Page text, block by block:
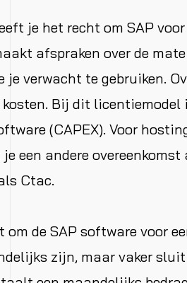
je het recht om SAP voor
afspraken over de
verwacht te gebruiken.
Bij dit licentiemodel
(CAPEX). Voor
een andere overeenkomst
Ctac.
de SAP software voor
zijn, maar vaker